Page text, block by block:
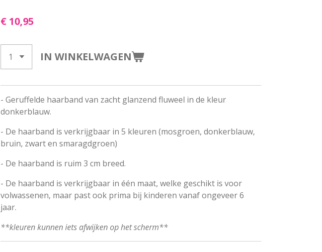
€ 10,95
IN WINKELWAGEN
- Geruffelde haarband van zacht glanzend fluweel in de kleur
donkerblauw.
- De haarband is verkrijgbaar in 5 kleuren (mosgroen, donkerblauw,
bruin, zwart en smaragdgroen)
- De haarband is ruim 3 cm breed.
- De haarband is verkrijgbaar in één maat, welke geschikt is voor
volwassenen, maar past ook prima bij kinderen vanaf ongeveer 6
jaar.
**kleuren kunnen iets afwijken op het scherm**